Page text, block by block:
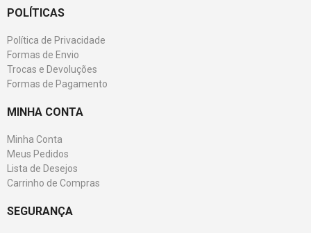
POLÍTICAS
Política de Privacidade
Formas de Envio
Trocas e Devoluções
Formas de Pagamento
MINHA CONTA
Minha Conta
Meus Pedidos
Lista de Desejos
Carrinho de Compras
SEGURANÇA